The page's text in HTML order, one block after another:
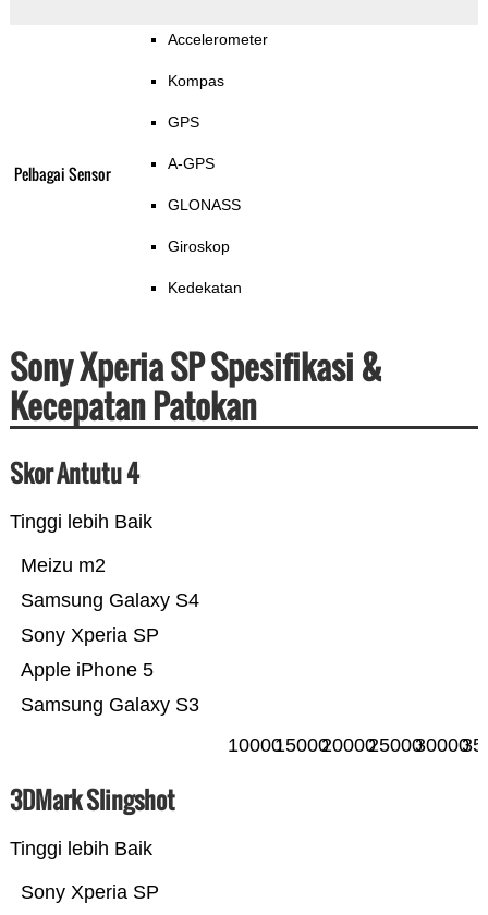
Pelbagai Sensor
Accelerometer
Kompas
GPS
A-GPS
GLONASS
Giroskop
Kedekatan
Sony Xperia SP Spesifikasi &
Kecepatan Patokan
Skor Antutu 4
Tinggi lebih Baik
Samsung Galaxy S3
Apple iPhone 5
Sony Xperia SP
Samsung Galaxy S4
Meizu m2
1000015000200002500030000
3DMark Slingshot
Tinggi lebih Baik
Sony Xperia SP